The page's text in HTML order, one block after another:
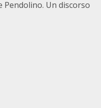
Pendolino. Un discorso